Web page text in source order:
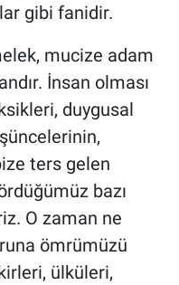
gibi fanidir.
mucize adam
İnsan olması
duygusal
ters gelen
bazı
O zaman ne
ömrümüzü
ülküleri,